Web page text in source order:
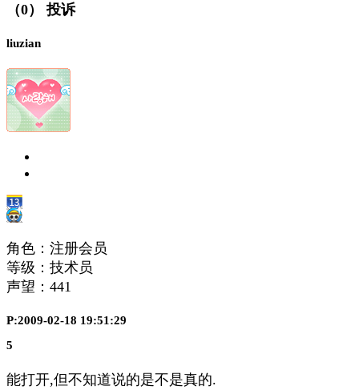
（0）
投诉
liuzian
角色：注册会员
等级：技术员
声望： 441
P:2009-02-18 19:51:29
5
能打开,但不知道说的是不是真的.